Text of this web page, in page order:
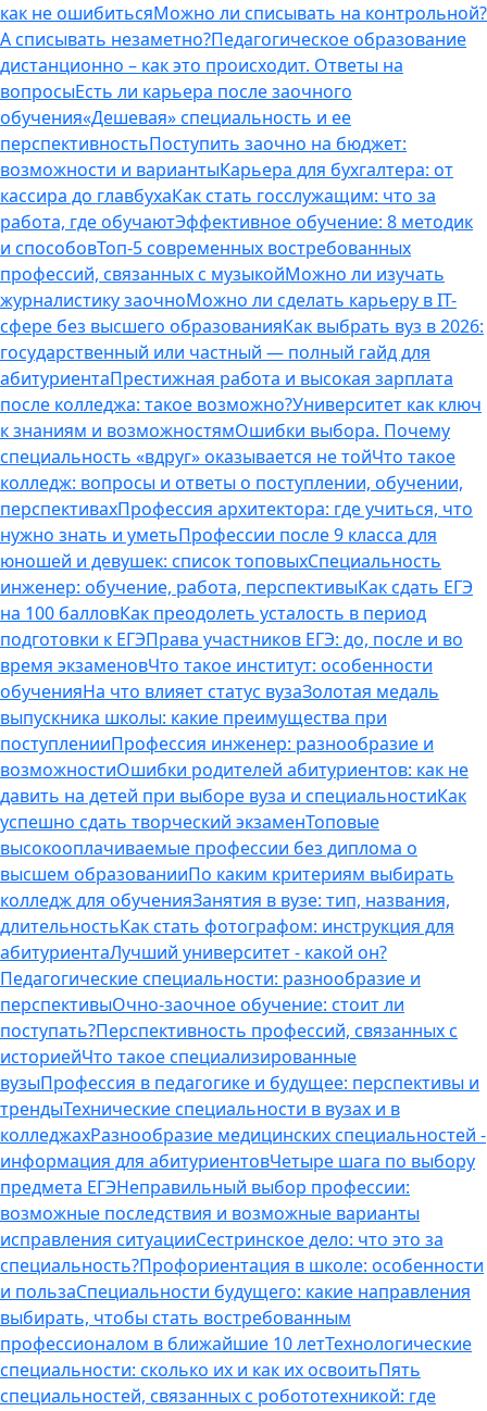
как не ошибитьсяМожно ли списывать на контрольной?
А списывать незаметно?Педагогическое образование
дистанционно – как это происходит. Ответы на
вопросыЕсть ли карьера после заочного
обучения«Дешевая» специальность и ее
перспективностьПоступить заочно на бюджет:
возможности и вариантыКарьера для бухгалтера: от
кассира до главбухаКак стать госслужащим: что за
работа, где обучаютЭффективное обучение: 8 методик
и способовТоп-5 современных востребованных
профессий, связанных с музыкойМожно ли изучать
журналистику заочноМожно ли сделать карьеру в IT-
сфере без высшего образованияКак выбрать вуз в 2026:
государственный или частный — полный гайд для
абитуриентаПрестижная работа и высокая зарплата
после колледжа: такое возможно?Университет как ключ
к знаниям и возможностямОшибки выбора. Почему
специальность «вдруг» оказывается не тойЧто такое
колледж: вопросы и ответы о поступлении, обучении,
перспективахПрофессия архитектора: где учиться, что
нужно знать и уметьПрофессии после 9 класса для
юношей и девушек: список топовыхСпециальность
инженер: обучение, работа, перспективыКак сдать ЕГЭ
на 100 балловКак преодолеть усталость в период
подготовки к ЕГЭПрава участников ЕГЭ: до, после и во
время экзаменовЧто такое институт: особенности
обученияНа что влияет статус вузаЗолотая медаль
выпускника школы: какие преимущества при
поступленииПрофессия инженер: разнообразие и
возможностиОшибки родителей абитуриентов: как не
давить на детей при выборе вуза и специальностиКак
успешно сдать творческий экзаменТоповые
высокооплачиваемые профессии без диплома о
высшем образованииПо каким критериям выбирать
колледж для обученияЗанятия в вузе: тип, названия,
длительностьКак стать фотографом: инструкция для
абитуриентаЛучший университет - какой он?
Педагогические специальности: разнообразие и
перспективыОчно-заочное обучение: стоит ли
поступать?Перспективность профессий, связанных с
историейЧто такое специализированные
вузыПрофессия в педагогике и будущее: перспективы и
трендыТехнические специальности в вузах и в
колледжахРазнообразие медицинских специальностей -
информация для абитуриентовЧетыре шага по выбору
предмета ЕГЭНеправильный выбор профессии:
возможные последствия и возможные варианты
исправления ситуацииСестринское дело: что это за
специальность?Профориентация в школе: особенности
и пользаСпециальности будущего: какие направления
выбирать, чтобы стать востребованным
профессионалом в ближайшие 10 летТехнологические
специальности: сколько их и как их освоитьПять
специальностей, связанных с робототехникой: где